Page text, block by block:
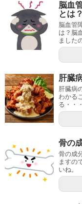
脳血
とは？
脳血管
は？脳
ました
肝臓
肝臓病
わかる
る・・・
骨の
骨の成
ますの
いね。